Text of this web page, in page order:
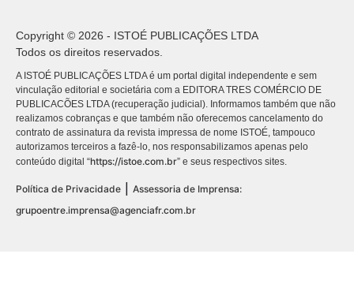
Copyright © 2026 - ISTOÉ PUBLICAÇÕES LTDA
Todos os direitos reservados.
A ISTOÉ PUBLICAÇÕES LTDA é um portal digital independente e sem
vinculação editorial e societária com a EDITORA TRES COMÉRCIO DE
PUBLICACÕES LTDA (recuperação judicial). Informamos também que não
realizamos cobranças e que também não oferecemos cancelamento do
contrato de assinatura da revista impressa de nome ISTOÉ, tampouco
autorizamos terceiros a fazê-lo, nos responsabilizamos apenas pelo
conteúdo digital “https://istoe.com.br” e seus respectivos sites.
Política de Privacidade
Assessoria de Imprensa:
grupoentre.imprensa@agenciafr.com.br